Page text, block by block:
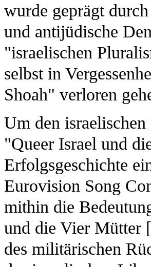
wurde geprägt
und antijüdische
"israelischen
selbst in
Shoah" verloren
Um den
"Queer Israel und
Erfolgsgeschichte
Eurovision Song
mithin die
und die Vier Mütter
des militärischen